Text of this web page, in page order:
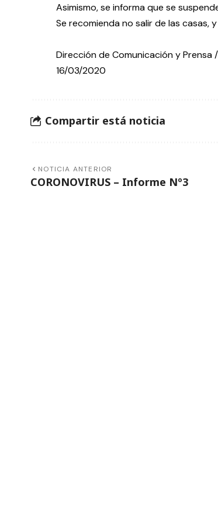
Asimismo, se informa que se
Se recomienda no salir de las casas,
Dirección de Comunicación y Prensa /
16/03/2020
Compartir está noticia
NOTICIA ANTERIOR
CORONOVIRUS – Informe Nº3